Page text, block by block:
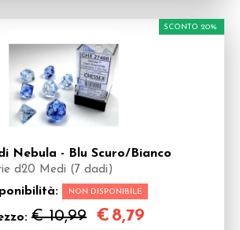
Nebula - Blu Scuro/Bianco
d20 Medi (7 dadi)
NON DISPONIBILE
€ 10,99
SCONTO 20%
€ 8,79